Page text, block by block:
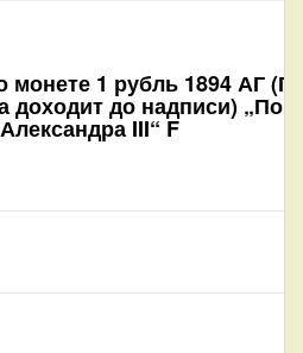
монете 1 рубль 1894 АГ
доходит до надписи)
Александра III“ F